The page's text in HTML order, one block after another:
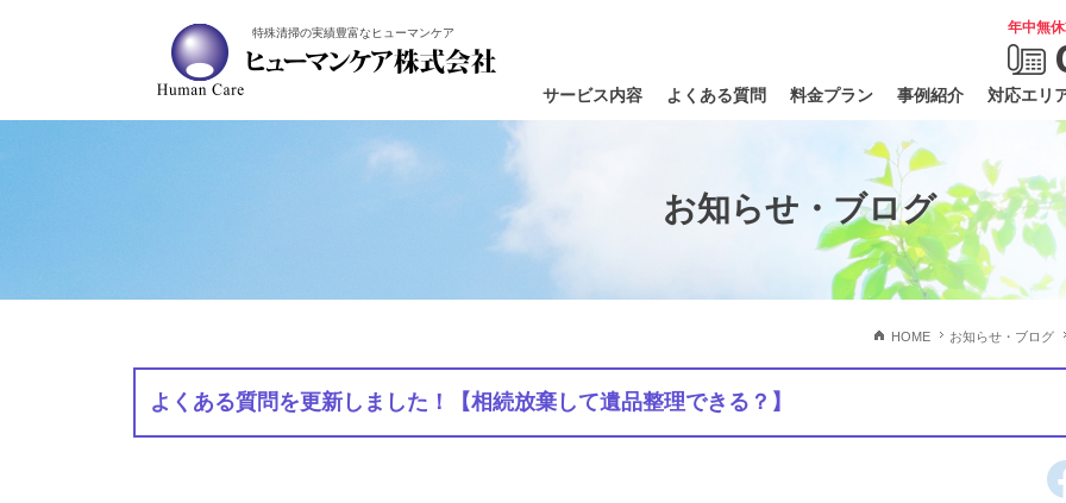
特殊清掃の実績豊富なヒューマンケア
サービス内容 よくある質問 料金プラン 事例紹介 対応エリ
年中無休
お知らせ・ブログ
HOME お知らせ・ブログ
よくある質問を更新しました！【相続放棄して遺品整理できる？】